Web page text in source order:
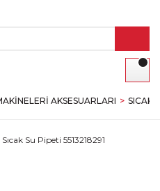
AKSESUARLARI SICAK